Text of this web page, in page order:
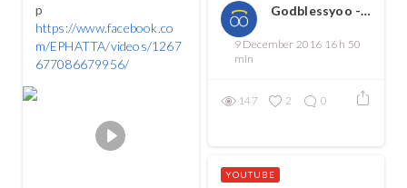
Godblessyoo - Spread love, spread the good
9 December 2016 16 h 50
min
147 2 0
p
https://www.facebook.co
m/EPHATTA/videos/1267
677086679956/
YOUTUBE